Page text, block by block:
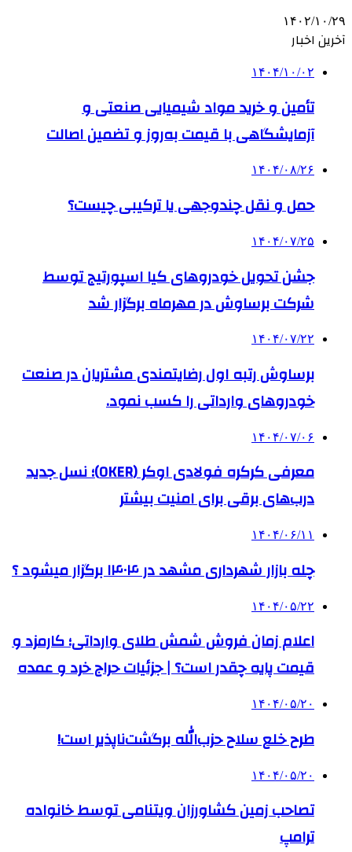
۱۴۰۲/۱۰/۲۹
آخرین اخبار
۱۴۰۴/۱۰/۰۲
تأمین و خرید مواد شیمیایی صنعتی و
آزمایشگاهی با قیمت به‌روز و تضمین اصالت
۱۴۰۴/۰۸/۲۶
حمل و نقل چندوجهی یا ترکیبی چیست؟
۱۴۰۴/۰۷/۲۵
جشن تحویل خودروهای کیا اسپورتیج توسط
شرکت برساوش در مهرماه برگزار شد
۱۴۰۴/۰۷/۲۲
برساوش رتبه اول رضایتمندی مشتریان در صنعت
خودروهای وارداتی را کسب نمود.
۱۴۰۴/۰۷/۰۶
معرفی کرکره فولادی اوکر (OKER)؛ نسل جدید
درب‌های برقی برای امنیت بیشتر
۱۴۰۴/۰۶/۱۱
چله بازار شهرداری مشهد در ۱۴۰۴ برگزار میشود ؟
۱۴۰۴/۰۵/۲۲
اعلام زمان فروش شمش طلای وارداتی؛ کارمزد و
قیمت پایه چقدر است؟ | جزئیات حراج خرد و عمده
۱۴۰۴/۰۵/۲۰
طرح خلع سلاح حزب‌الله برگشت‌ناپذیر است!
۱۴۰۴/۰۵/۲۰
تصاحب زمین کشاورزان ویتنامی توسط خانواده
ترامپ